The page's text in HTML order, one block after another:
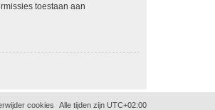
toestaan aan
Alle tijden zijn UTC+02:00
cookies